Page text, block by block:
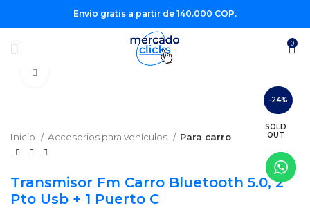
Envío gratis a partir de 140.000 COP.
0
-24%
SOLD
OUT
Inicio Accesorios para vehículos Para carro
Transmisor Fm Carro Bluetooth 5.0, 2
Pto Usb + 1 Puerto C